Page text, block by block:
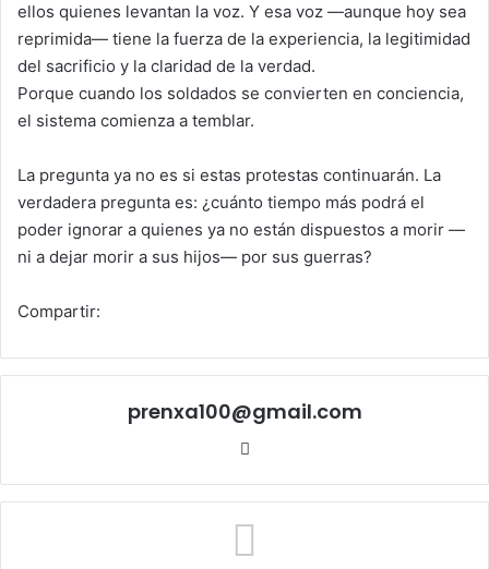
ellos quienes levantan la voz. Y esa voz —aunque hoy sea
reprimida— tiene la fuerza de la experiencia, la legitimidad
del sacrificio y la claridad de la verdad.
Porque cuando los soldados se convierten en conciencia,
el sistema comienza a temblar.
La pregunta ya no es si estas protestas continuarán. La
verdadera pregunta es: ¿cuánto tiempo más podrá el
poder ignorar a quienes ya no están dispuestos a morir —
ni a dejar morir a sus hijos— por sus guerras?
Compartir:
prenxa100@gmail.com